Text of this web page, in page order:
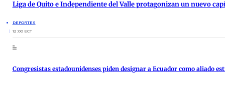
Liga de Quito e Independiente del Valle protagonizan un nuevo
DEPORTES
12:00 ECT
Congresistas estadounidenses piden designar a Ecuador como aliado